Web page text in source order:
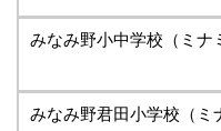
みなみ野小中学校（ミナ
みなみ野君田小学校（ミ